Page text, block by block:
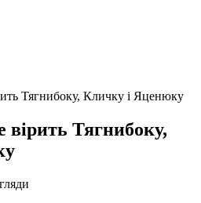
Тягнибоку, Кличку і Яценюку
Тягнибоку,